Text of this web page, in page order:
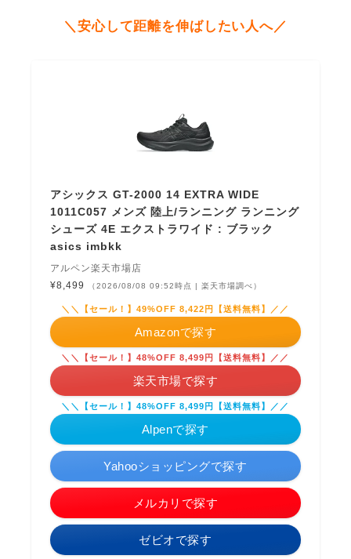
＼安心して距離を伸ばしたい人へ／
アシックス GT-2000 14 EXTRA WIDE
1011C057 メンズ 陸上/ランニング ランニング
シューズ 4E エクストラワイド : ブラック
asics imbkk
アルペン楽天市場店
¥8,499
（2026/08/08 09:52時点 | 楽天市場調べ）
＼＼【セール！】49%OFF 8,422円【送料無料】／／
Amazonで探す
＼＼【セール！】48%OFF 8,499円【送料無料】／／
楽天市場で探す
Yahooショッピングで探す
メルカリで探す
ゼビオで探す
＼＼【セール！】48%OFF 8,499円【送料無料】／／
Alpenで探す